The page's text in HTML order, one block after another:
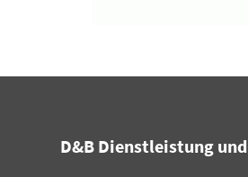
D&B Dienstleistung